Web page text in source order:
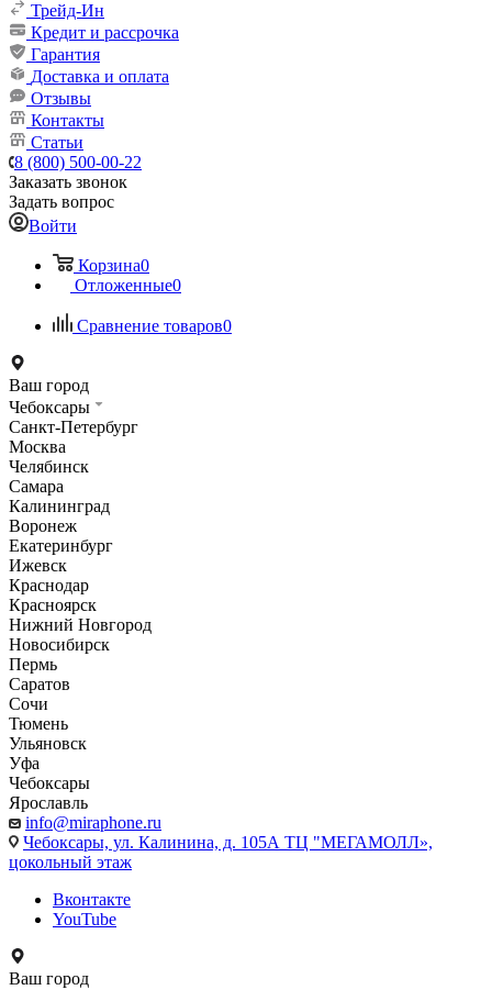
Трейд-Ин
Кредит и рассрочка
Гарантия
Доставка и оплата
Отзывы
Контакты
Статьи
8 (800) 500-00-22
Заказать звонок
Задать вопрос
Войти
Корзина0
Отложенные0
Сравнение товаров0
Ваш город
Чебоксары
Санкт-Петербург
Москва
Челябинск
Самара
Калининград
Воронеж
Екатеринбург
Ижевск
Краснодар
Красноярск
Нижний Новгород
Новосибирск
Пермь
Саратов
Сочи
Тюмень
Ульяновск
Уфа
Чебоксары
Ярославль
info@miraphone.ru
Чебоксары, ул. Калинина, д. 105А ТЦ "МЕГАМОЛЛ»,
цокольный этаж
Вконтакте
YouTube
Ваш город